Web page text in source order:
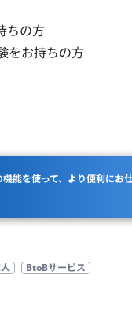
能を使って、より便利にお
ちの方
をお持ちの方
エンド→クラウドテック
BtoBサービス